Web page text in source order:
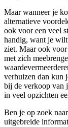
Maar wanneer je
alternatieve
ook voor een veel
handig, want je
ziet. Maar ook
met zich
verhuizen dan kun
bij de verkoop van
in veel opzichten
Ben je op zoek
uitgebreide